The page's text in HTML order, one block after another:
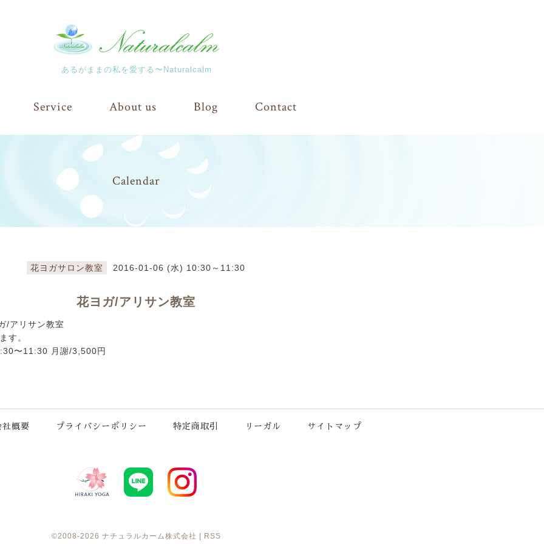
あるがままの私を愛する〜Naturalcalm
Service About us Blog Contact
Calendar
花ヨガサロン教室 2016-01-06 (水) 10:30～11:30
花ヨガ/アリサン教室
/アリサン教室
す。
〜11:30 月謝/3,500円
社概要 プライバシーポリシー 特定商取引 リーガル サイトマップ
©2008-2026 ナチュラルカーム株式会社 | RSS